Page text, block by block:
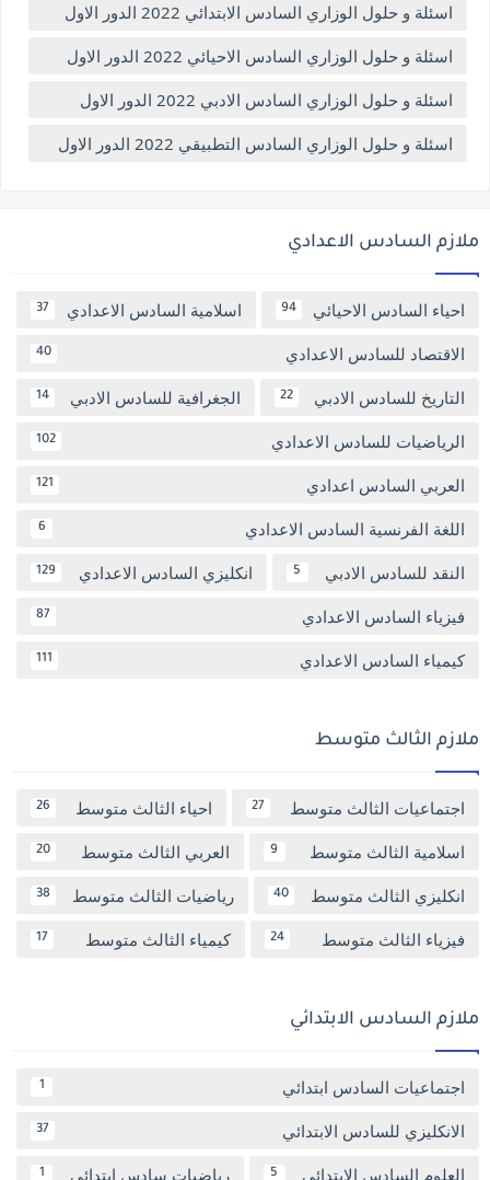
اسئلة و حلول الوزاري السادس الابتدائي 2022 الدور الاول
اسئلة و حلول الوزاري السادس الاحيائي 2022 الدور الاول
اسئلة و حلول الوزاري السادس الادبي 2022 الدور الاول
اسئلة و حلول الوزاري السادس التطبيقي 2022 الدور الاول
ملازم السادس الاعدادي
احياء السادس الاحيائي 94 اسلامية السادس الاعدادي 37
الاقتصاد للسادس الاعدادي 40
التاريخ للسادس الادبي 22 الجغرافية للسادس الادبي 14
الرياضيات للسادس الاعدادي 102
العربي السادس اعدادي 121
اللغة الفرنسية السادس الاعدادي 6
النقد للسادس الادبي 5 انكليزي السادس الاعدادي 129
فيزياء السادس الاعدادي 87
كيمياء السادس الاعدادي 111
ملازم الثالث متوسط
اجتماعيات الثالث متوسط 27 احياء الثالث متوسط 26
اسلامية الثالث متوسط 9 العربي الثالث متوسط 20
انكليزي الثالث متوسط 40 رياضيات الثالث متوسط 38
فيزياء الثالث متوسط 24 كيمياء الثالث متوسط 17
ملازم السادس الابتدائي
اجتماعيات السادس ابتدائي 1
الانكليزي للسادس الابتدائي 37
العلوم السادس الابتدائي 5 رياضيات سادس ابتدائي 1